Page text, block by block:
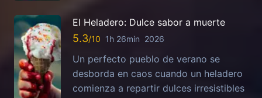
El Heladero: Dulce sabor a muerte
5.3 1h 26min 2026
Un perfecto pueblo de verano se
desborda en caos cuando un heladero
comienza a repartir dulces irresistibles